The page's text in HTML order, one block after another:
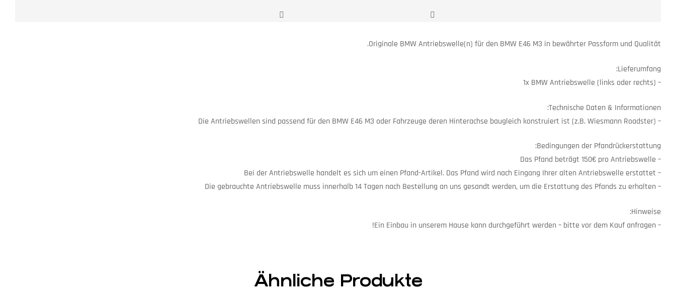
Originale BMW Antriebswelle(n) für den BMW E46 M3 in bewährter Passform und Qualität.
Lieferumfang:
– 1x BMW Antriebswelle (links oder rechts)
Technische Daten & Informationen:
– Die Antriebswellen sind passend für den BMW E46 M3 oder Fahrzeuge deren Hinterachse baugleich konstruiert ist (z.B. Wiesmann Roadster)
Bedingungen der Pfandrückerstattung:
– Das Pfand beträgt 150€ pro Antriebswelle
– Bei der Antriebswelle handelt es sich um einen Pfand-Artikel. Das Pfand wird nach Eingang Ihrer alten Antriebswelle erstattet
– Die gebrauchte Antriebswelle muss innerhalb 14 Tagen nach Bestellung an uns gesandt werden, um die Erstattung des Pfands zu erhalten
Hinweise:
– Ein Einbau in unserem Hause kann durchgeführt werden – bitte vor dem Kauf anfragen!
Ähnliche Produkte